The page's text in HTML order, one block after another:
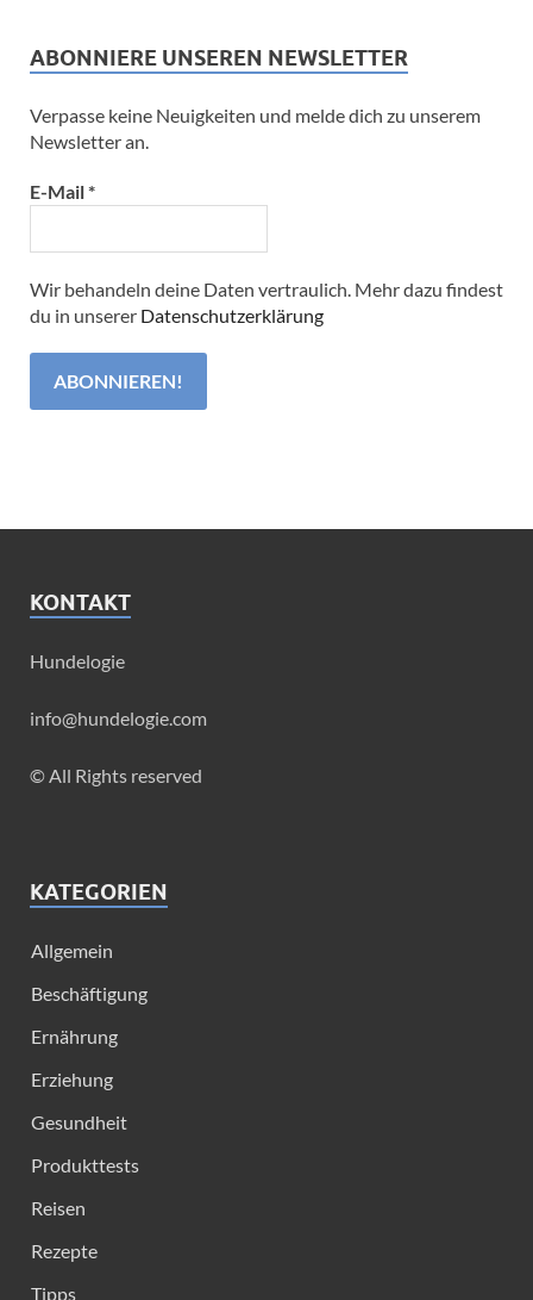
ABONNIERE UNSEREN NEWSLETTER
Verpasse keine Neuigkeiten und melde dich zu unserem
Newsletter an.
E-Mail*
Wir behandeln deine Daten vertraulich. Mehr dazu findest
du in unserer Datenschutzerklärung
KONTAKT
Hundelogie
info@hundelogie.com
© All Rights reserved
KATEGORIEN
Allgemein
Beschäftigung
Ernährung
Erziehung
Gesundheit
Produkttests
Reisen
Rezepte
Tipps